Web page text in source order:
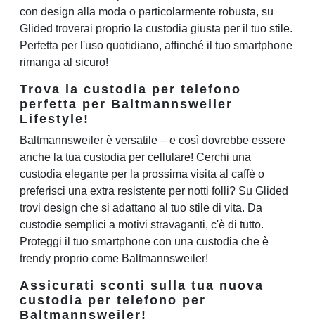
con design alla moda o particolarmente robusta, su
Glided troverai proprio la custodia giusta per il tuo stile.
Perfetta per l'uso quotidiano, affinché il tuo smartphone
rimanga al sicuro!
Trova la custodia per telefono
perfetta per Baltmannsweiler
Lifestyle!
Baltmannsweiler è versatile – e così dovrebbe essere
anche la tua custodia per cellulare! Cerchi una
custodia elegante per la prossima visita al caffè o
preferisci una extra resistente per notti folli? Su Glided
trovi design che si adattano al tuo stile di vita. Da
custodie semplici a motivi stravaganti, c'è di tutto.
Proteggi il tuo smartphone con una custodia che è
trendy proprio come Baltmannsweiler!
Assicurati sconti sulla tua nuova
custodia per telefono per
Baltmannsweiler!